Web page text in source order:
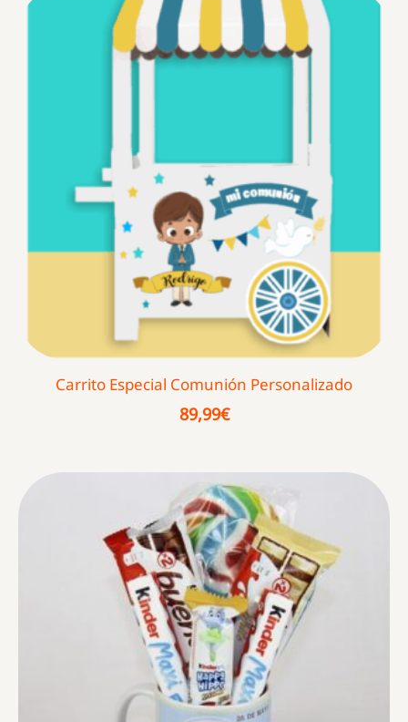
Carrito Especial Comunión Personalizado
89,99€